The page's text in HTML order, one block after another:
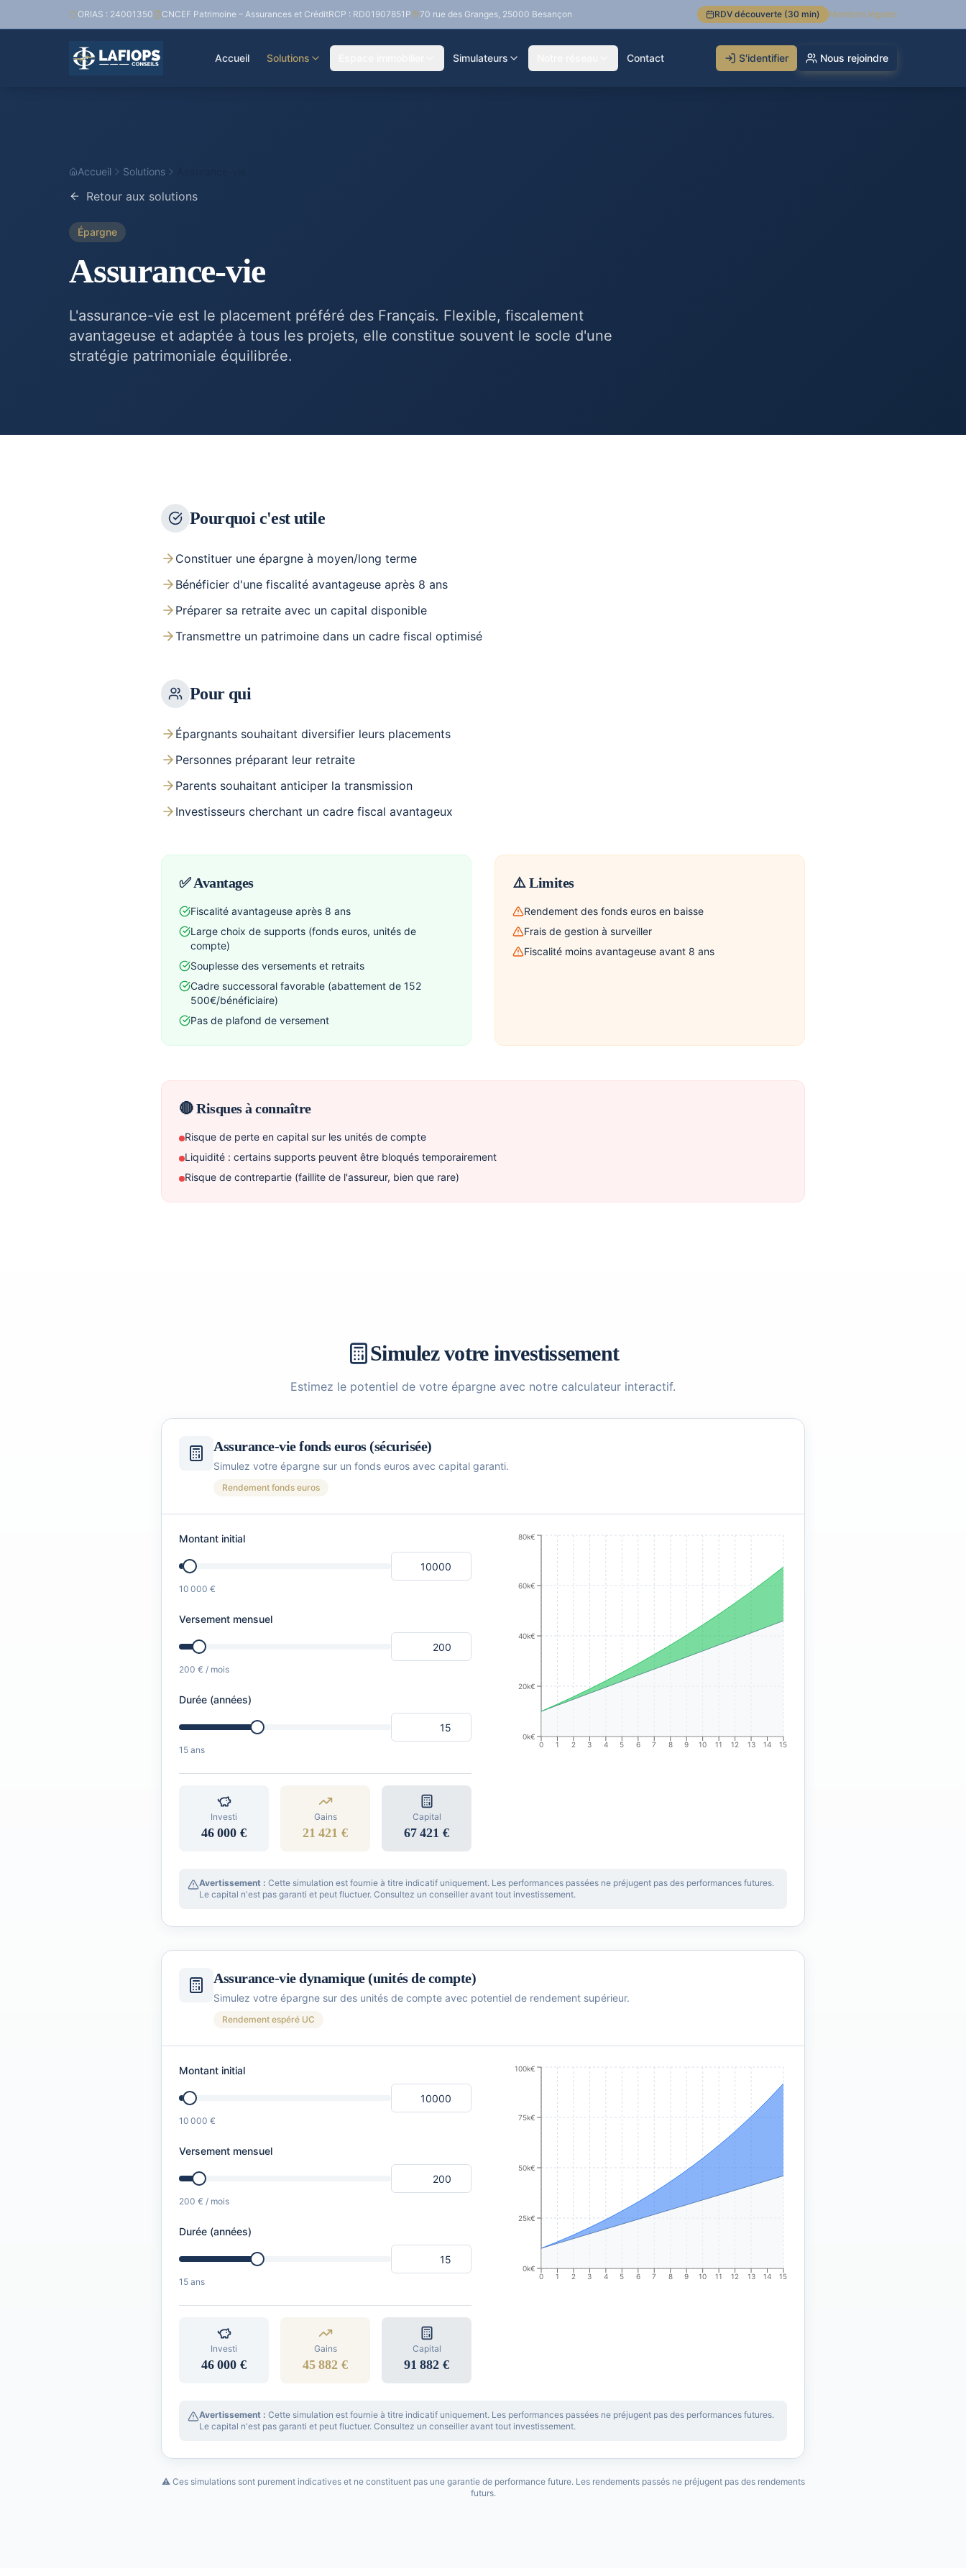
ORIAS : 24001350 CNCEF Patrimoine – Assurances et CréditRCP : RD01907851P 70 rue des Granges, 25000 Besançon RDV découverte (30 min) Mentions légales
Accueil Solutions Simulateurs Contact S'identifier Nous rejoindre
Accueil Solutions
Retour aux solutions
Épargne
Assurance-vie
L'assurance-vie est le placement préféré des Français. Flexible, fiscalement
avantageuse et adaptée à tous les projets, elle constitue souvent le socle d'une
stratégie patrimoniale équilibrée.
Pourquoi c'est utile
Constituer une épargne à moyen/long terme
Bénéficier d'une fiscalité avantageuse après 8 ans
Préparer sa retraite avec un capital disponible
Transmettre un patrimoine dans un cadre fiscal optimisé
Pour qui
Épargnants souhaitant diversifier leurs placements
Personnes préparant leur retraite
Parents souhaitant anticiper la transmission
Investisseurs cherchant un cadre fiscal avantageux
✅ Avantages
Fiscalité avantageuse après 8 ans
Large choix de supports (fonds euros, unités de
compte)
Souplesse des versements et retraits
Cadre successoral favorable (abattement de 152
500€/bénéficiaire)
Pas de plafond de versement
⚠️ Limites
Rendement des fonds euros en baisse
Frais de gestion à surveiller
Fiscalité moins avantageuse avant 8 ans
🔴 Risques à connaître
Risque de perte en capital sur les unités de compte
Liquidité : certains supports peuvent être bloqués temporairement
Risque de contrepartie (faillite de l'assureur, bien que rare)
Simulez votre investissement
Estimez le potentiel de votre épargne avec notre calculateur interactif.
Assurance-vie fonds euros (sécurisée)
Simulez votre épargne sur un fonds euros avec capital garanti.
Rendement fonds euros
Montant initial
10 000 €
Versement mensuel
200 € / mois
Durée (années)
15 ans
Investi
46 000 €
Gains
21 421 €
Capital
67 421 €
0 1 2 3 4 5 6 7 8 9 10 11 12 13 14 15
0k€
20k€
40k€
60k€
80k€
Avertissement : Cette simulation est fournie à titre indicatif uniquement. Les performances passées ne préjugent pas des performances futures.
Le capital n'est pas garanti et peut fluctuer. Consultez un conseiller avant tout investissement.
Assurance-vie dynamique (unités de compte)
Simulez votre épargne sur des unités de compte avec potentiel de rendement supérieur.
Rendement espéré UC
Montant initial
10 000 €
Versement mensuel
200 € / mois
Durée (années)
15 ans
Investi
46 000 €
Gains
45 882 €
Capital
91 882 €
0 1 2 3 4 5 6 7 8 9 10 11 12 13 14 15
0k€
25k€
50k€
75k€
100k€
Avertissement : Cette simulation est fournie à titre indicatif uniquement. Les performances passées ne préjugent pas des performances futures.
Le capital n'est pas garanti et peut fluctuer. Consultez un conseiller avant tout investissement.
⚠️ Ces simulations sont purement indicatives et ne constituent pas une garantie de performance future. Les rendements passés ne préjugent pas des rendements
futurs.